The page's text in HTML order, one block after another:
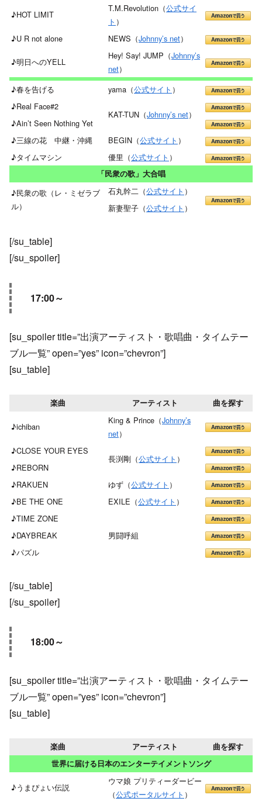
♪HOT LIMIT
T.M.Revolution（公式サイ
ト ）
♪U R not alone
NEWS（Johnny’s net）
♪明日へのYELL
Hey! Say! JUMP（Johnny’s
net）
♪春を告げる
yama（公式サイト ）
♪Real Face#2
KAT-TUN（Johnny’s net）
♪Ain’t Seen Nothing Yet
♪三線の花 中継・沖縄
BEGIN（公式サイト ）
♪タイムマシン
優里（公式サイト ）
「民衆の歌」大合唱
♪民衆の歌（レ・ミゼラブ
ル）
石丸幹二（公式サイト ）
新妻聖子（公式サイト ）
[/su_table]
[/su_spoiler]
17:00～
[su_spoiler title=”出演アーティスト・歌唱曲・タイムテー
ブル一覧” open=”yes” icon=”chevron”]
[su_table]
楽曲 アーティスト 曲を探す
♪ichiban
King & Prince（Johnny’s
net）
♪CLOSE YOUR EYES
長渕剛（公式サイト ）
♪REBORN
♪RAKUEN
ゆず（公式サイト ）
♪BE THE ONE
EXILE（公式サイト ）
♪TIME ZONE
男闘呼組
♪DAYBREAK
♪パズル
[/su_table]
[/su_spoiler]
18:00～
[su_spoiler title=”出演アーティスト・歌唱曲・タイムテー
ブル一覧” open=”yes” icon=”chevron”]
[su_table]
楽曲 アーティスト
曲を探す
世界に届ける日本のエンターテイメントソング
♪うまぴょい伝説
ウマ娘 プリティーダービー
（公式ポータルサイト ）